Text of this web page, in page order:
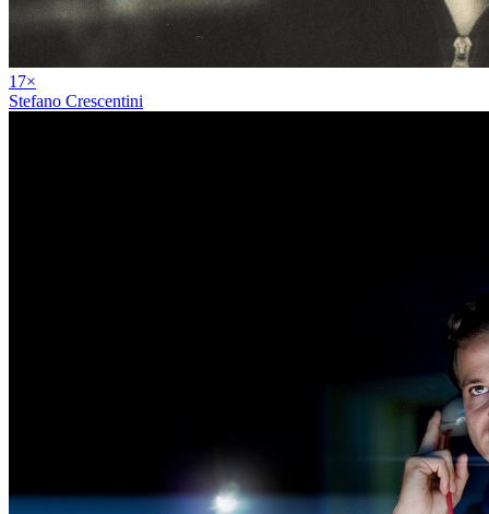
17×
Stefano Crescentini